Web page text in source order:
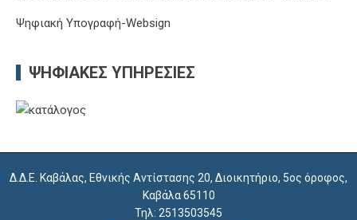
Ψηφιακή Υπογραφή-Websign
ΨΗΦΙΑΚΈΣ ΥΠΗΡΕΣΊΕΣ
Δ.Δ.Ε. Καβάλας, Εθνικής Αντίστασης 20, Διοικητήριο, 5ος όροφος,
Καβάλα 65110
Τηλ: 2513503545